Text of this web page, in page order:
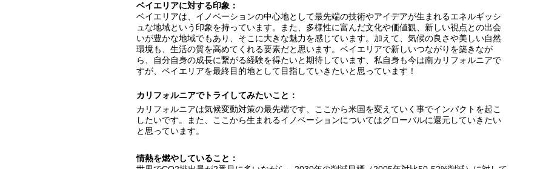
ベイエリアに対する印象：
ベイエリアは、イノベーションの中心地として最先端の技術やアイデアが生まれるエネルギッシ
ュな地域という印象を持っています。また、多様性に富んだ文化や価値観、新しい視点との出会
いが豊かな地域でもあり、そこに大きな魅力を感じています。加えて、気候の良さや美しい自然
環境も、生活の質を高めてくれる要素だと思います。ベイエリアで新しいつながりを築きなが
ら、自分自身の成長に繋がる経験を得たいと期待しています、私自身も今は南カリフォルニアで
すが、ベイエリアを最終目的地として目指していきたいと思っています！
カリフォルニアでトライしてみたいこと：
カリフォルニアは気候変動対策の最先端です、ここから米国を変えていく事でインパクトを起こ
したいです。また、ここから生まれるイノベーションについてはグローバルに還元していきたい
と思っています。
情熱を燃やしていること：